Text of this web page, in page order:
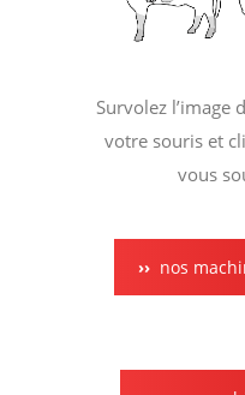
Survolez l’image
votre souris et
vous
nos